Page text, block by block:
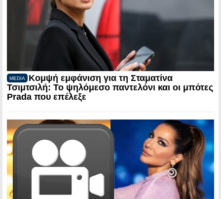
MEDIA
Κομψή εμφάνιση για τη Σταματίνα
Τσιμτσιλή: Το ψηλόμεσο παντελόνι και οι μπότες
Prada που επέλεξε